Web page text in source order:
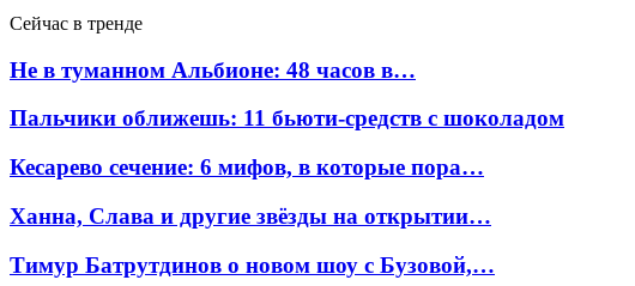
Сейчас в тренде
Не в туманном Альбионе: 48 часов в…
Пальчики оближешь: 11 бьюти-средств с шоколадом
Кесарево сечение: 6 мифов, в которые пора…
Ханна, Слава и другие звёзды на открытии…
Тимур Батрутдинов о новом шоу с Бузовой,…